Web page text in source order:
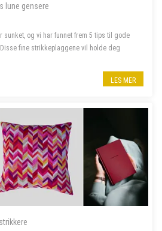
lune gensere
sunket, og vi har funnet frem 5 tips til gode
fine strikkeplaggene vil holde deg
LES MER